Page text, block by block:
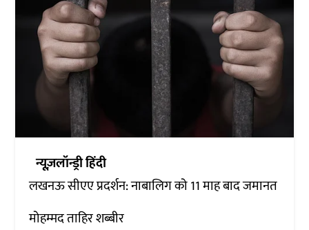
न्यूज़लॉन्ड्री हिंदी
लखनऊ सीएए प्रदर्शन: नाबालिग को 11 माह बाद जमानत
मोहम्मद ताहिर शब्बीर